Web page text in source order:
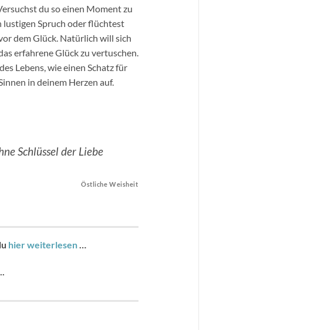
du so einen Moment zu
lustigen Spruch oder flüchtest
dem Glück. Natürlich will sich
erfahrene Glück zu vertuschen.
Lebens, wie einen Schatz für
in deinem Herzen auf.
Schlüssel der Liebe
Östliche Weisheit
hier weiterlesen…